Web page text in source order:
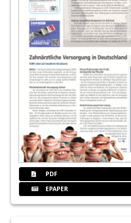
Service: 1PS Frage -
Erfolg
Redaktion
Argon Dental GmbH & Co.
PDF
EPAPER